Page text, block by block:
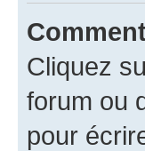
Cliquez
forum ou
pour